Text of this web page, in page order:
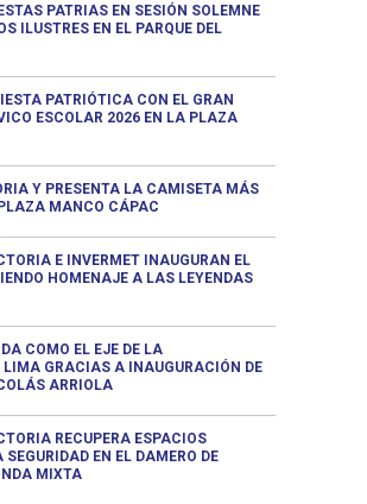
PATRIAS EN SESIÓN SOLEMNE
ILUSTRES EN EL PARQUE DEL
PATRIÓTICA CON EL GRAN
ESCOLAR 2026 EN LA PLAZA
Y PRESENTA LA CAMISETA MÁS
MANCO CÁPAC
E INVERMET INAUGURAN EL
HOMENAJE A LAS LEYENDAS
COMO EL EJE DE LA
GRACIAS A INAUGURACIÓN DE
ARRIOLA
RECUPERA ESPACIOS
EN EL DAMERO DE
MIXTA